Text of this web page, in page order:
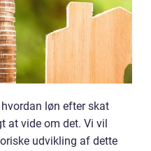
løn efter skat
at vide om det. Vi vil
udvikling af dette